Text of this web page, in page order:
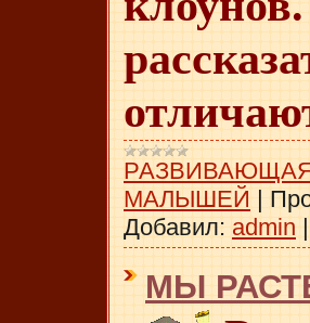
МАЛЫШЕЙ |
Добавил: admin
МЫ